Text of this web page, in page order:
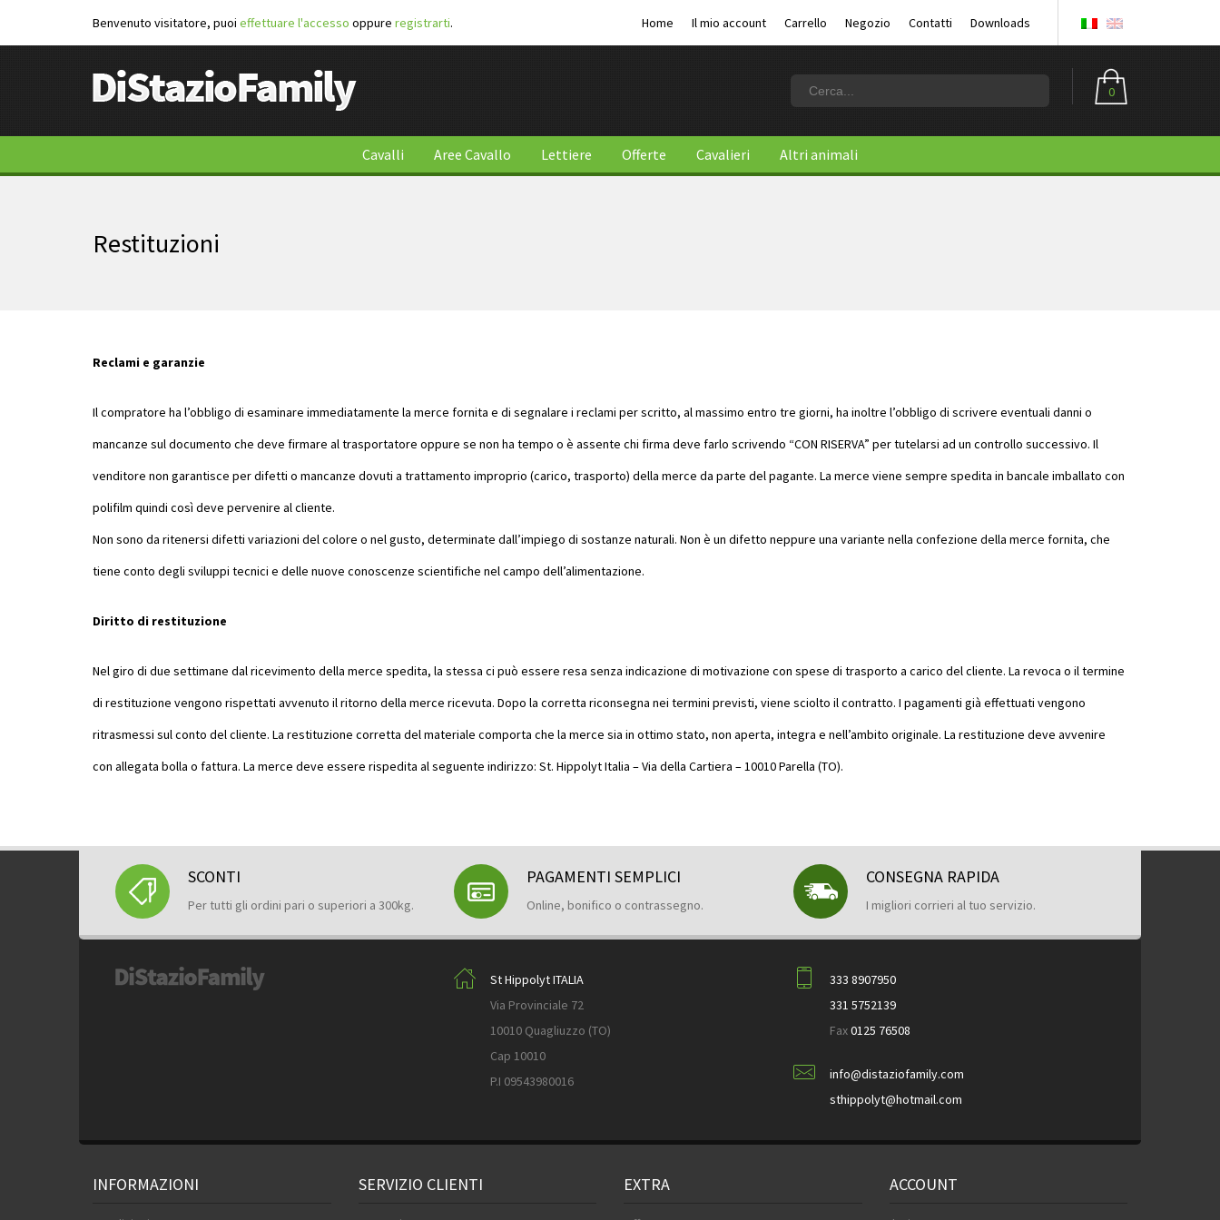
Benvenuto visitatore, puoi effettuare l'accesso oppure registrarti. Home Il mio account Carrello Negozio Contatti Downloads
0
Cavalli Aree Cavallo Lettiere Offerte Cavalieri Altri animali
Restituzioni
Reclami e garanzie
Il compratore ha l’obbligo di esaminare immediatamente la merce fornita e di segnalare i reclami per scritto, al massimo entro tre giorni, ha inoltre l’obbligo di scrivere eventuali danni o
mancanze sul documento che deve firmare al trasportatore oppure se non ha tempo o è assente chi firma deve farlo scrivendo “CON RISERVA” per tutelarsi ad un controllo successivo. Il
venditore non garantisce per difetti o mancanze dovuti a trattamento improprio (carico, trasporto) della merce da parte del pagante. La merce viene sempre spedita in bancale imballato con
polifilm quindi così deve pervenire al cliente.
Non sono da ritenersi difetti variazioni del colore o nel gusto, determinate dall’impiego di sostanze naturali. Non è un difetto neppure una variante nella confezione della merce fornita, che
tiene conto degli sviluppi tecnici e delle nuove conoscenze scientifiche nel campo dell’alimentazione.
Diritto di restituzione
Nel giro di due settimane dal ricevimento della merce spedita, la stessa ci può essere resa senza indicazione di motivazione con spese di trasporto a carico del cliente. La revoca o il termine
di restituzione vengono rispettati avvenuto il ritorno della merce ricevuta. Dopo la corretta riconsegna nei termini previsti, viene sciolto il contratto. I pagamenti già effettuati vengono
ritrasmessi sul conto del cliente. La restituzione corretta del materiale comporta che la merce sia in ottimo stato, non aperta, integra e nell’ambito originale. La restituzione deve avvenire
con allegata bolla o fattura. La merce deve essere rispedita al seguente indirizzo: St. Hippolyt Italia – Via della Cartiera – 10010 Parella (TO).
SCONTI
Per tutti gli ordini pari o superiori a 300kg.
PAGAMENTI SEMPLICI
Online, bonifico o contrassegno.
CONSEGNA RAPIDA
I migliori corrieri al tuo servizio.
St Hippolyt ITALIA
Via Provinciale 72
10010 Quagliuzzo (TO)
Cap 10010
P.I 09543980016
333 8907950
331 5752139
Fax0125 76508
info@distaziofamily.com
sthippolyt@hotmail.com
INFORMAZIONI SERVIZIO CLIENTI EXTRA ACCOUNT